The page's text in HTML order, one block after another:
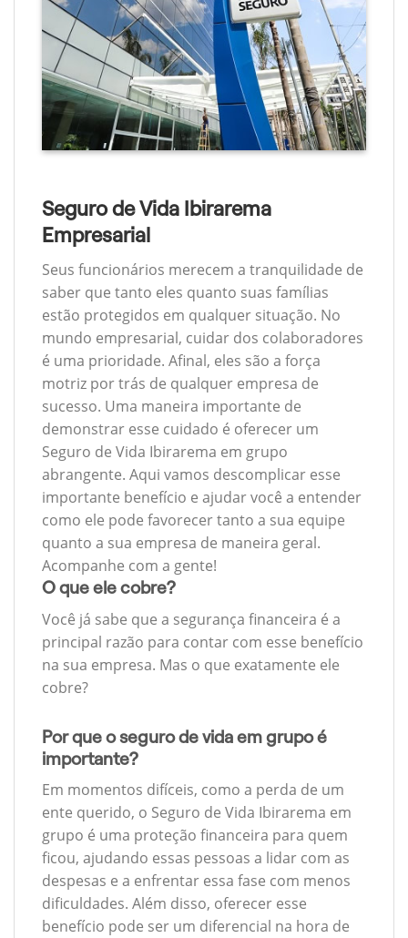
Seguro de Vida Ibirarema
Empresarial
Seus funcionários merecem a tranquilidade de
saber que tanto eles quanto suas famílias
estão protegidos em qualquer situação. No
mundo empresarial, cuidar dos colaboradores
é uma prioridade. Afinal, eles são a força
motriz por trás de qualquer empresa de
sucesso. Uma maneira importante de
demonstrar esse cuidado é oferecer um
Seguro de Vida Ibirarema em grupo
abrangente. Aqui vamos descomplicar esse
importante benefício e ajudar você a entender
como ele pode favorecer tanto a sua equipe
quanto a sua empresa de maneira geral.
Acompanhe com a gente!
O que ele cobre?
Você já sabe que a segurança financeira é a
principal razão para contar com esse benefício
na sua empresa. Mas o que exatamente ele
cobre?
Por que o seguro de vida em grupo é
importante?
Em momentos difíceis, como a perda de um
ente querido, o Seguro de Vida Ibirarema em
grupo é uma proteção financeira para quem
ficou, ajudando essas pessoas a lidar com as
despesas e a enfrentar essa fase com menos
dificuldades. Além disso, oferecer esse
benefício pode ser um diferencial na hora de